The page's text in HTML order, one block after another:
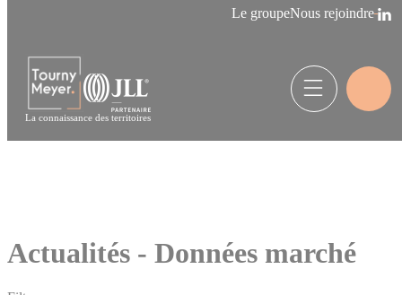
Le groupeNous rejoindre
La connaissance des territoires
Actualités - Données marché